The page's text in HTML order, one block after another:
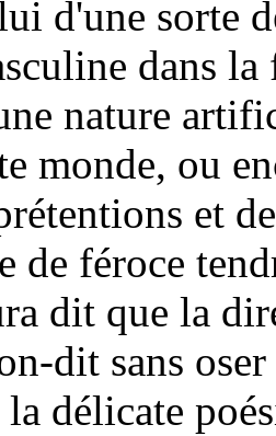
d'une sorte
dans
nature
monde, ou
et
de féroce
dit que la
dit sans
délicate